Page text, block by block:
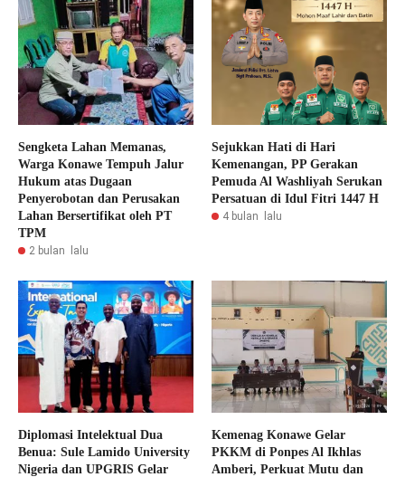
Sengketa Lahan Memanas,
Warga Konawe Tempuh Jalur
Hukum atas Dugaan
Penyerobotan dan Perusakan
Lahan Bersertifikat oleh PT
TPM
2 bulan lalu
Sejukkan Hati di Hari
Kemenangan, PP Gerakan
Pemuda Al Washliyah Serukan
Persatuan di Idul Fitri 1447 H
4 bulan lalu
Diplomasi Intelektual Dua
Benua: Sule Lamido University
Nigeria dan UPGRIS Gelar
Kemenag Konawe Gelar
PKKM di Ponpes Al Ikhlas
Amberi, Perkuat Mutu dan